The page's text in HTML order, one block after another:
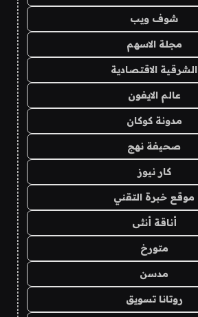
شوف ويب
مجلة الاسهم
الشرقية الاقتصادية
عالم الايفون
مدونة كوكان
صحيفة نهج
كار نيوز
موقع خبرة التقني
أناقة أنثى
متورخ
مدسن
روتانا تسويق